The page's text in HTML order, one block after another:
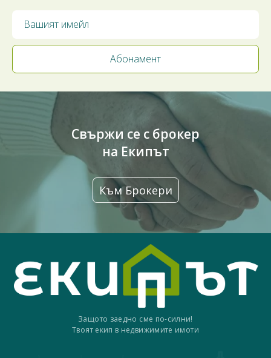
Свържи се с брокер
на Екипът
Към Брокери
Защото заедно сме по-силни!
Твоят екип в недвижимите имоти